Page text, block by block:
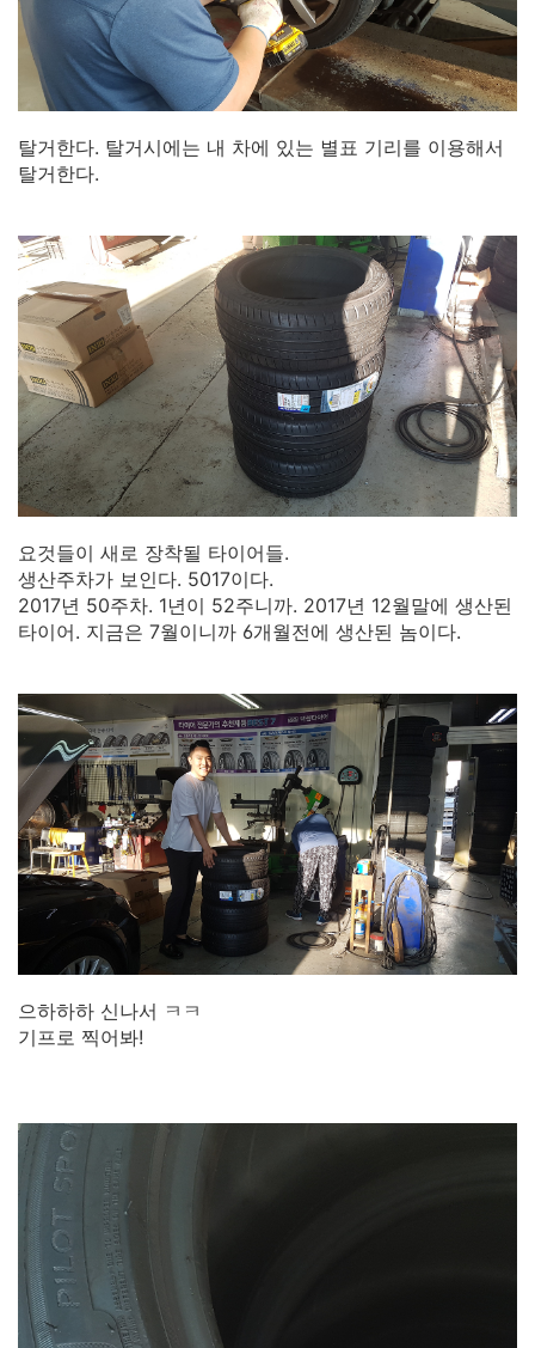
탈거한다. 탈거시에는 내 차에 있는 별표 기리를 이용해서
탈거한다.
요것들이 새로 장착될 타이어들.
생산주차가 보인다. 5017이다.
2017년 50주차. 1년이 52주니까. 2017년 12월말에 생산된
타이어. 지금은 7월이니까 6개월전에 생산된 놈이다.
으하하하 신나서 ㅋㅋ
기프로 찍어봐!